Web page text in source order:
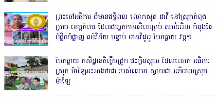
ព្រះចៅអធិការ ដ៏មានឥទ្ធិពល លោកសុត ដាវី នៅស្រុកកំពុង
ត្រាច ខេត្តកំពត ដែលជាអ្នកកាន់សិលល្អាប់ សាប់រអិល កំពុងតែ
បំផ្លិចបំផ្លាញ ធម៌វិន័យ បន្ទាប់ មានវិដូអូ បែកធ្លាយ វគ្គ១
បែកធ្លាយ កសិដ្ឋានចិញ្ចឹមជ្រូក ជះក្លិនស្អុយ ដែលលោក អធិការ
ស្រុក ម៉ាឡៃអះអាងថាជា របស់លោក ស្វាយជា អភិបាលស្រុក
ម៉ាឡៃ